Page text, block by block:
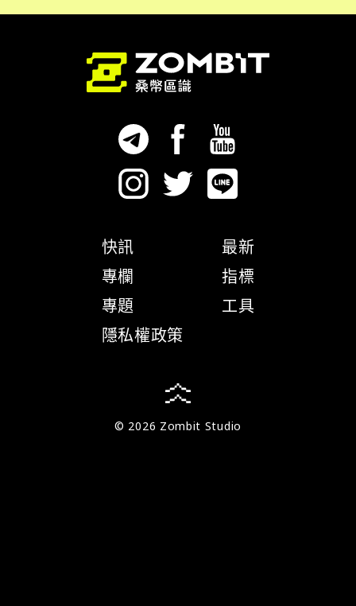
快訊
專欄
專題
隱私權政策
最新
指標
工具
© 2026 Zombit Studio